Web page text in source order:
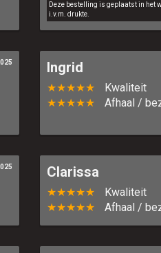
Deze bestelling is geplaatst in het
i.v.m. drukte.
Ingrid
★★★★★
Kwaliteit
★★★★★
Afhaal /
Clarissa
★★★★★
Kwaliteit
★★★★★
Afhaal /